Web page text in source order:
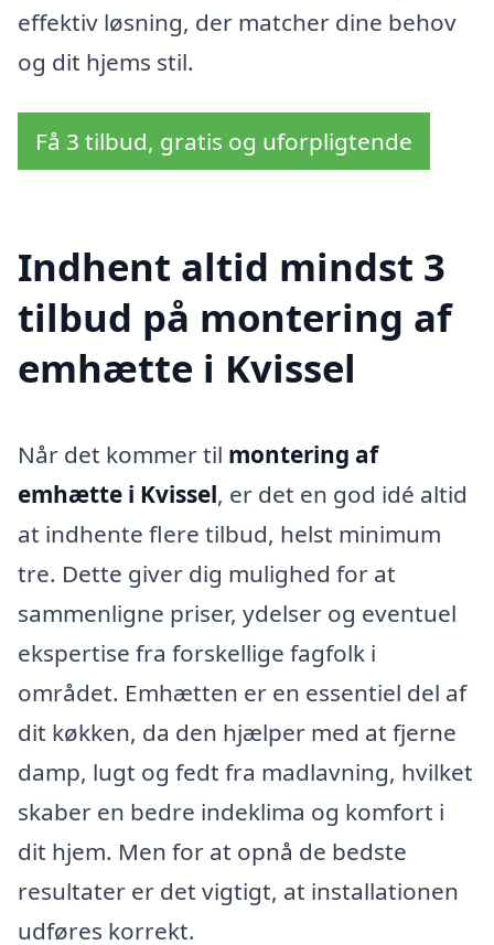
effektiv løsning, der matcher dine behov
og dit hjems stil.
Få 3 tilbud, gratis og uforpligtende
Indhent altid mindst 3
tilbud på montering af
emhætte i Kvissel
Når det kommer til montering af
emhætte i Kvissel, er det en god idé altid
at indhente flere tilbud, helst minimum
tre. Dette giver dig mulighed for at
sammenligne priser, ydelser og eventuel
ekspertise fra forskellige fagfolk i
området. Emhætten er en essentiel del af
dit køkken, da den hjælper med at fjerne
damp, lugt og fedt fra madlavning, hvilket
skaber en bedre indeklima og komfort i
dit hjem. Men for at opnå de bedste
resultater er det vigtigt, at installationen
udføres korrekt.